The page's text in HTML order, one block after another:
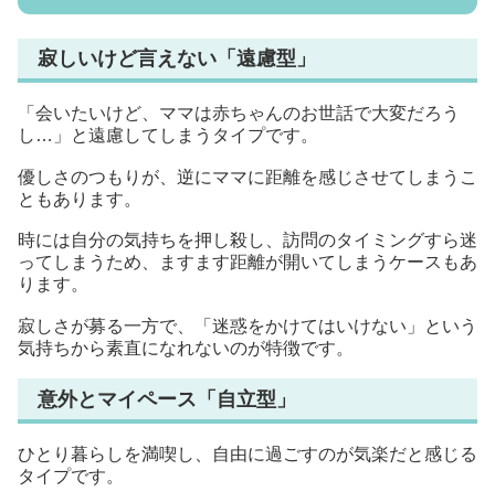
寂しいけど言えない「遠慮型」
「会いたいけど、ママは赤ちゃんのお世話で大変だろう
し…」と遠慮してしまうタイプです。
優しさのつもりが、逆にママに距離を感じさせてしまうこ
ともあります。
時には自分の気持ちを押し殺し、訪問のタイミングすら迷
ってしまうため、ますます距離が開いてしまうケースもあ
ります。
寂しさが募る一方で、「迷惑をかけてはいけない」という
気持ちから素直になれないのが特徴です。
意外とマイペース「自立型」
ひとり暮らしを満喫し、自由に過ごすのが気楽だと感じる
タイプです。